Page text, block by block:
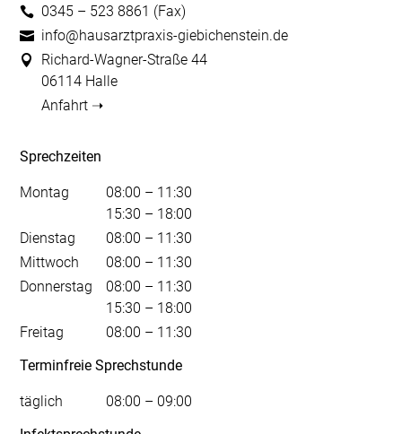
0345 – 523 8861 (Fax)
info@hausarztpraxis-giebichenstein.de
Richard-Wagner-Straße 44
06114 Halle
Anfahrt ➝
Sprechzeiten
Montag
08:00 – 11:30
15:30 – 18:00
Dienstag
08:00 – 11:30
Mittwoch
08:00 – 11:30
Donnerstag
08:00 – 11:30
15:30 – 18:00
Freitag
08:00 – 11:30
Terminfreie Sprechstunde
täglich
08:00 – 09:00